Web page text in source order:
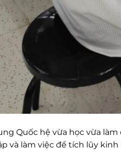
Quốc hệ vừa học vừa
và làm việc để tích lũy